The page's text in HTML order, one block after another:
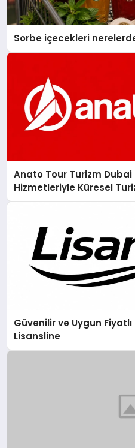
Sorbe içecekleri
Anato Tour Turizm
Hizmetleriyle Küresel
Güvenilir ve Uygun Fiyatlı
Lisansline